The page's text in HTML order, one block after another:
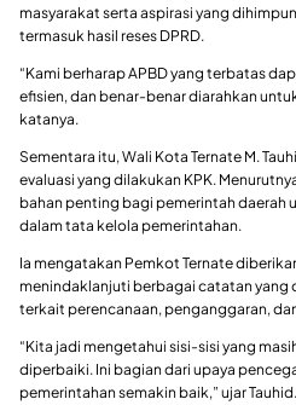
masyarakat serta aspirasi yang
termasuk hasil reses DPRD.
“Kami berharap APBD yang terbatas
efisien, dan benar-benar diarahkan
katanya.
Sementara itu, Wali Kota Ternate M.
evaluasi yang dilakukan KPK.
bahan penting bagi pemerintah daerah
dalam tata kelola pemerintahan.
Ia mengatakan Pemkot Ternate
menindaklanjuti berbagai catatan yang
terkait perencanaan, penganggaran,
“Kita jadi mengetahui sisi-sisi yang
diperbaiki. Ini bagian dari upaya
pemerintahan semakin baik,” ujar Tauhid.